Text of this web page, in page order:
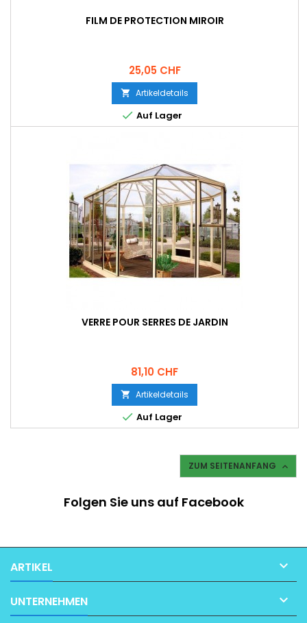
FILM DE PROTECTION MIROIR
Preis
25,05 CHF
 Artikeldetails
 Auf Lager
VERRE POUR SERRES DE JARDIN
Preis
81,10 CHF
 Artikeldetails
 Auf Lager
ZUM SEITENANFANG 
Folgen Sie uns auf Facebook
ARTIKEL 
UNTERNEHMEN 